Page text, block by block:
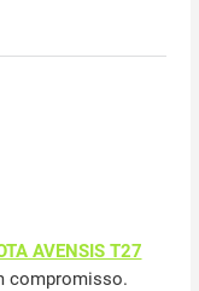
AVENSIS T27
compromisso.